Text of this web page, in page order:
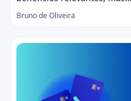
Bruno de Oliveira